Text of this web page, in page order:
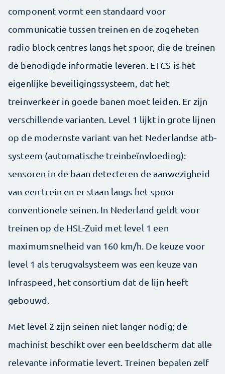
component vormt een standaard voor
communicatie tussen treinen en de zogeheten
radio block centres langs het spoor, die de treinen
de benodigde informatie leveren. ETCS is het
eigenlijke beveiligingssysteem, dat het
treinverkeer in goede banen moet leiden. Er zijn
verschillende varianten. Level 1 lijkt in grote lijnen
op de modernste variant van het Nederlandse atb-
systeem (automatische treinbeïnvloeding):
sensoren in de baan detecteren de aanwezigheid
van een trein en er staan langs het spoor
conventionele seinen. In Nederland geldt voor
treinen op de HSL-Zuid met level 1 een
maximumsnelheid van 160 km/h. De keuze voor
level 1 als terugvalsysteem was een keuze van
Infraspeed, het consortium dat de lijn heeft
gebouwd.
Met level 2 zijn seinen niet langer nodig; de
machinist beschikt over een beeldscherm dat alle
relevante informatie levert. Treinen bepalen zelf